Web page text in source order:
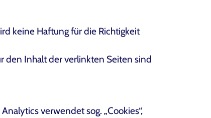
keine Haftung für die Richtigkeit
den Inhalt der verlinkten Seiten sind
verwendet sog. „Cookies“,